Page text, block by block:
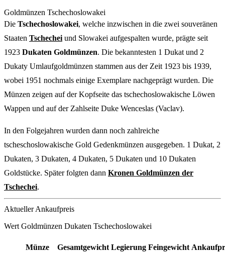
Goldmünzen Tschechoslowakei
Die Tschechoslowakei, welche inzwischen in die zwei souveränen
Staaten Tschechei und Slowakei aufgespalten wurde, prägte seit
1923 Dukaten Goldmünzen. Die bekanntesten 1 Dukat und 2
Dukaty Umlaufgoldmünzen stammen aus der Zeit 1923 bis 1939,
wobei 1951 nochmals einige Exemplare nachgeprägt wurden. Die
Münzen zeigen auf der Kopfseite das tschechoslowakische Löwen
Wappen und auf der Zahlseite Duke Wenceslas (Vaclav).
In den Folgejahren wurden dann noch zahlreiche
tscheschoslowakische Gold Gedenkmünzen ausgegeben. 1 Dukat, 2
Dukaten, 3 Dukaten, 4 Dukaten, 5 Dukaten und 10 Dukaten
Goldstücke. Später folgten dann Kronen Goldmünzen der
Tschechei.
Aktueller Ankaufpreis
Wert Goldmünzen Dukaten Tschechoslowakei
Münze Gesamtgewicht Legierung Feingewicht